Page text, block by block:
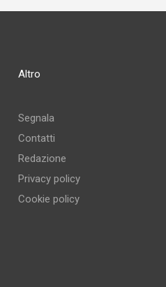
Altro
Segnala
Contatti
Redazione
Privacy policy
Cookie policy